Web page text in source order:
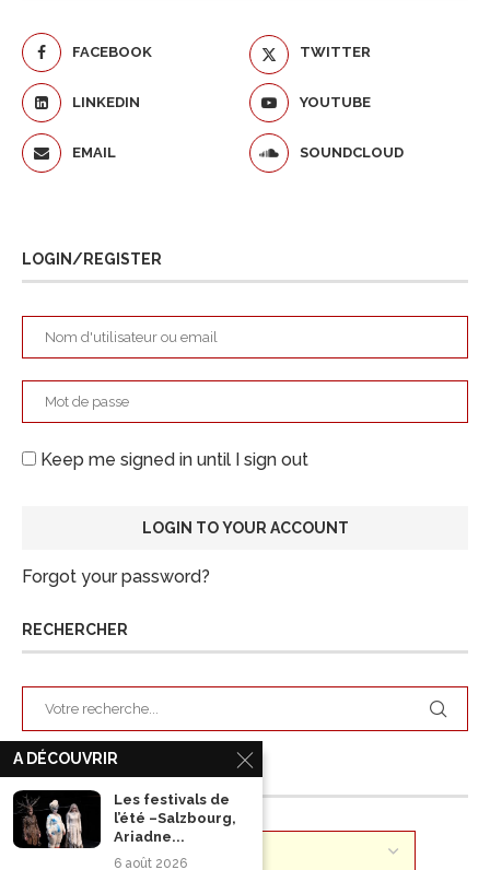
FACEBOOK TWITTER
LINKEDIN YOUTUBE
EMAIL SOUNDCLOUD
LOGIN/REGISTER
Keep me signed in until I sign out
Forgot your password?
RECHERCHER
ARCHIVES
A DÉCOUVRIR
Les festivals de
l’été –Salzbourg,
Ariadne...
6 août 2026